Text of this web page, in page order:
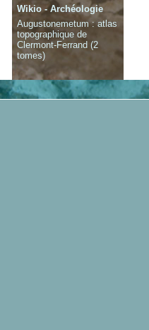
Wikio - Archéologie
Augustonemetum : atlas
topographique de
Clermont-Ferrand (2
tomes)